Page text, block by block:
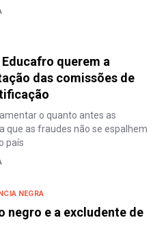
Educafro querem a
das comissões de
o quanto antes as
que as fraudes não se espalhem
país
NEGRA
negro e a excludente de